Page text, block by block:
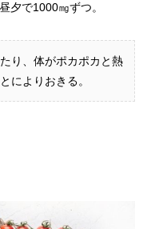
夕で1000㎎ずつ。
り、体がポカポカと熱
によりおきる。